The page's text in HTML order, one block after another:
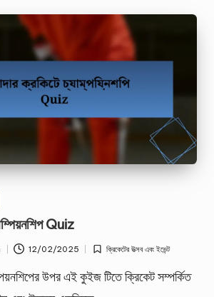
Quiz
12/02/2025
Posted
ক্রিকেটের উত্সব এবং ইভেন্ট
উপর এই কুইজ টিতে ক্রিকেট সম্পর্কিত